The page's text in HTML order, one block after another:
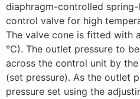
diaphragm-controlled
control valve for high
The valve cone is fitted with
°C). The outlet pressure to
across the control unit by
(set pressure). As the outlet
pressure set using the